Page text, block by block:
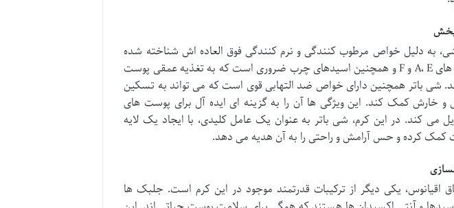
بخش
به دلیل خواص مرطوب کنندگی و نرم کنندگی فوق العاده اش شناخته شده
است. این ماده طبیعی سرشار از ویتامین های A، E و F و همچنین اسیدهای چرب ضروری است که به تغذیه عمقی پوست
شی باتر همچنین دارای خواص ضد التهابی قوی است که می تواند به تسکین
کمک کند. این ویژگی ها آن را به گزینه ای ایده آل برای پوست های
در این کرم، شی باتر به عنوان یک عامل کلیدی، با ایجاد یک لایه
کمک کرده و حس آرامش و راحتی را به آن هدیه می دهد.
اقیانوس، یکی دیگر از ترکیبات قدرتمند موجود در این کرم است. جلبک ها